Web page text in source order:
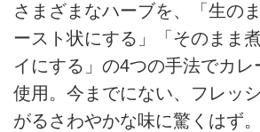
さまざまなハーブを、「生の
ースト状にする」「そのまま
イにする」の4つの手法でカレ
使用。今までにない、フレッ
がるさわやかな味に驚くはず。